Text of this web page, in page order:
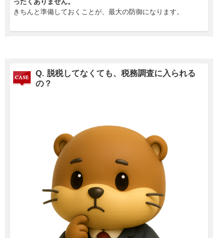
ったくありません。
きちんと準備しておくことが、最大の防御になります。
Q. 脱税してなくても、税務調査に入られる
の？